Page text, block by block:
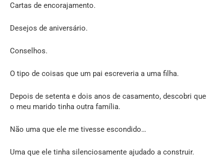
Cartas de encorajamento.
Desejos de aniversário.
Conselhos.
O tipo de coisas que um pai escreveria a uma filha.
Depois de setenta e dois anos de casamento, descobri que
o meu marido tinha outra família.
Não uma que ele me tivesse escondido…
Uma que ele tinha silenciosamente ajudado a construir.